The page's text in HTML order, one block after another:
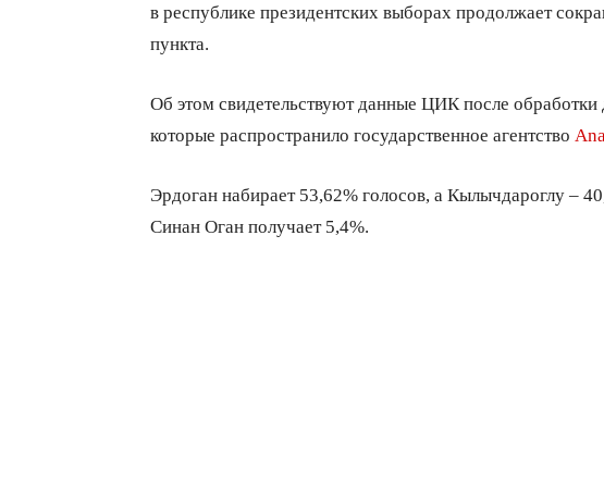
в республике президентских выборах продолжает
пункта.
Об этом свидетельствуют данные ЦИК после обработки
которые распространило государственное агентство
Эрдоган набирает 53,62% голосов, а Кылычдароглу –
Синан Оган получает 5,4%.